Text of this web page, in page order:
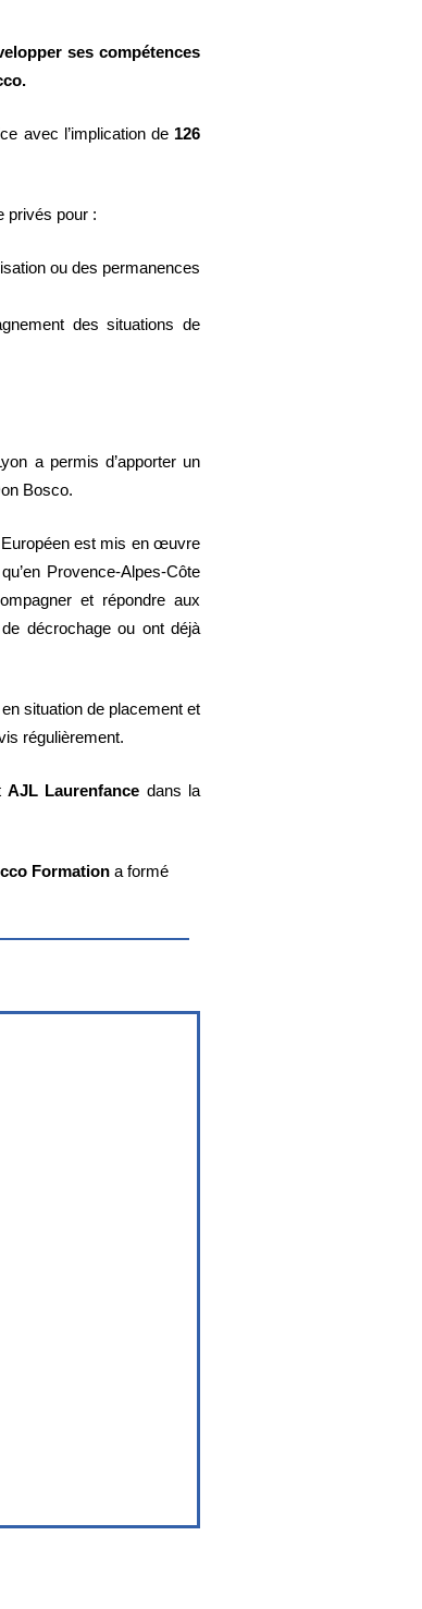
ses compétences
avec l’implication de 126
privés pour :
ou des permanences
des situations de
a permis d’apporter un
Bosco.
est mis en œuvre
Provence-Alpes-Côte
et répondre aux
décrochage ou ont déjà
situation de placement et
régulièrement.
AJL Laurenfance dans la
Formationa formé